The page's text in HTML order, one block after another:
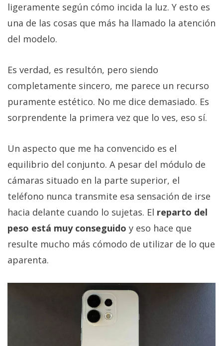
ligeramente según cómo incida la luz. Y esto es
una de las cosas que más ha llamado la atención
del modelo.
Es verdad, es resultón, pero siendo
completamente sincero, me parece un recurso
puramente estético. No me dice demasiado. Es
sorprendente la primera vez que lo ves, eso sí.
Un aspecto que me ha convencido es el
equilibrio del conjunto. A pesar del módulo de
cámaras situado en la parte superior, el
teléfono nunca transmite esa sensación de irse
hacia delante cuando lo sujetas. El reparto del
peso está muy conseguido y eso hace que
resulte mucho más cómodo de utilizar de lo que
aparenta.